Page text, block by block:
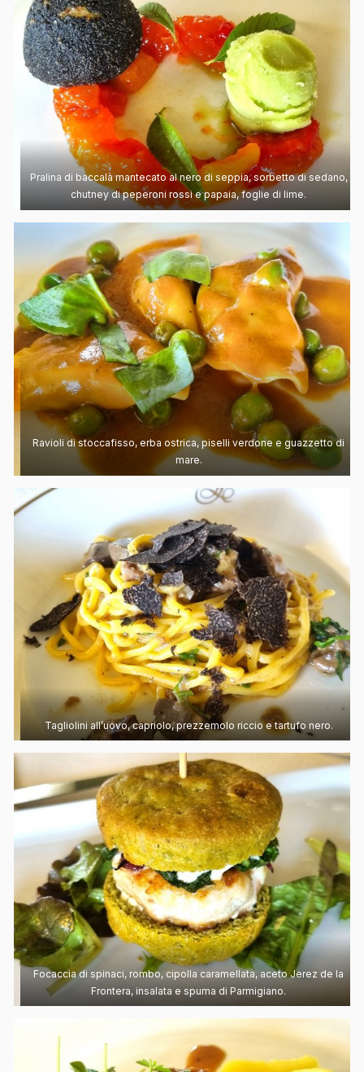
Pralina di baccalà mantecato al nero di seppia, sorbetto di sedano,
chutney di peperoni rossi e papaia, foglie di lime.
Ravioli di stoccafisso, erba ostrica, piselli verdone e guazzetto di
mare.
Tagliolini all’uovo, capriolo, prezzemolo riccio e tartufo nero.
Focaccia di spinaci, rombo, cipolla caramellata, aceto Jerez de la
Frontera, insalata e spuma di Parmigiano.